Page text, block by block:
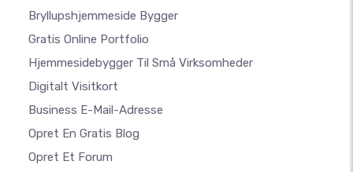
Bryllupshjemmeside Bygger
Gratis Online Portfolio
Hjemmesidebygger Til Små Virksomheder
Digitalt Visitkort
Business E-Mail-Adresse
Opret En Gratis Blog
Opret Et Forum